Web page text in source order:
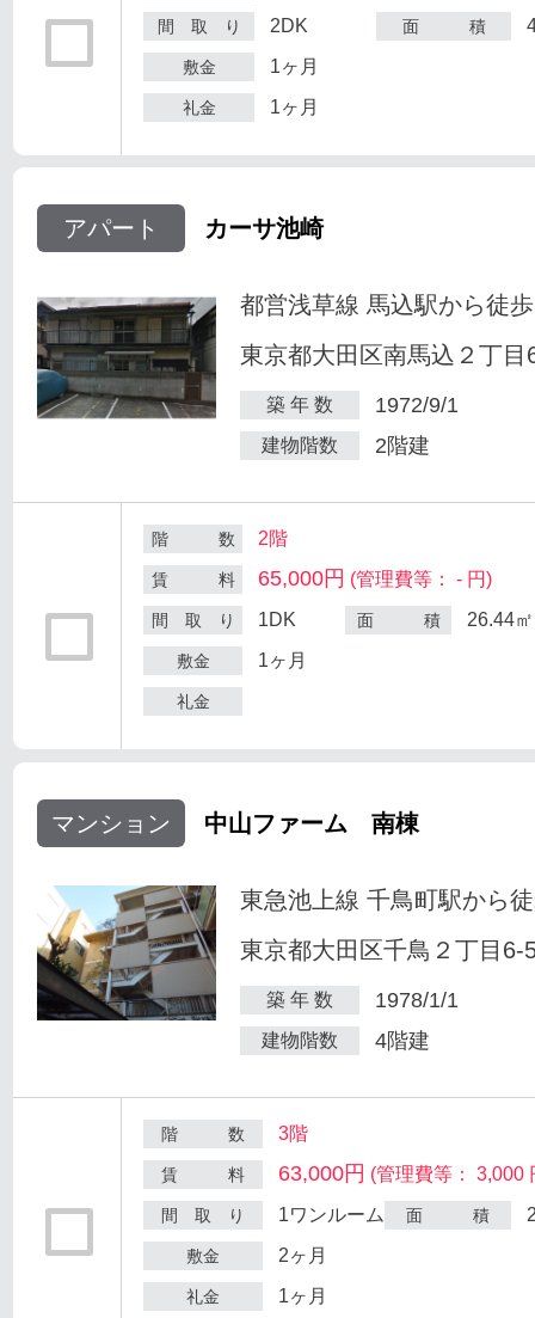
間 取 り 2DK 面 積
敷金 1ヶ月
礼金 1ヶ月
アパート カーサ池崎
都営浅草線 馬込駅から徒
東京都大田区南馬込２丁目
築 年 数 1972/9/1
建物階数 2階建
階 数 2階
賃 料 65,000円 (管理費等： - 円)
間 取 り 1DK 面 積 26.44㎡
敷金 1ヶ月
礼金
マンション 中山ファーム 南棟
東急池上線 千鳥町駅から
東京都大田区千鳥２丁目6-
築 年 数 1978/1/1
建物階数 4階建
階 数 3階
賃 料 63,000円 (管理費等： 3,000
間 取 り 1ワンルーム 面 積
敷金 2ヶ月
礼金 1ヶ月